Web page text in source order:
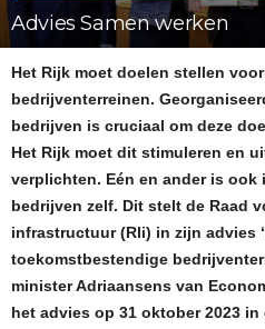
Advies Samen werken
Het Rijk moet doelen stellen
bedrijventerreinen.
bedrijven is cruciaal om deze
Het Rijk moet dit stimuleren en
verplichten. Eén en ander is ook
bedrijven zelf. Dit stelt de Raad
infrastructuur (Rli) in zijn advies
toekomstbestendige
minister Adriaansens van
het advies op 31 oktober 2023